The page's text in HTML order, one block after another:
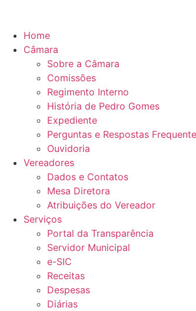
Home
Câmara
Sobre a Câmara
Comissões
Regimento Interno
História de Pedro Gomes
Expediente
Perguntas e Respostas
Ouvidoria
Vereadores
Dados e Contatos
Mesa Diretora
Atribuições do Vereador
Serviços
Portal da Transparência
Servidor Municipal
e-SIC
Receitas
Despesas
Diárias